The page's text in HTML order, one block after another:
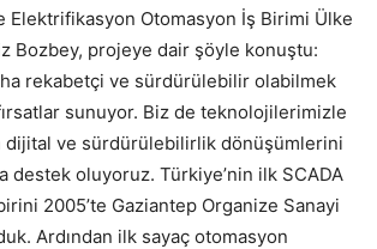
Elektrifikasyon Otomasyon İş Birimi Ülke
Bozbey, projeye dair şöyle konuştu:
rekabetçi ve sürdürülebilir olabilmek
sunuyor. Biz de teknolojilerimizle
ve sürdürülebilirlik dönüşümlerini
destek oluyoruz. Türkiye’nin ilk SCADA
2005’te Gaziantep Organize Sanayi
Ardından ilk sayaç otomasyon